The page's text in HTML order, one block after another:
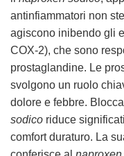
antinfiammatori non
agiscono inibendo gli
COX-2), che sono
prostaglandine. Le
svolgono un ruolo
dolore e febbre.
sodico riduce
comfort duraturo. La